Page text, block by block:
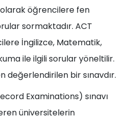
olarak öğrencilere fen
sormaktadır. ACT
İngilizce, Matematik,
ile ilgili sorular yöneltilir.
değerlendirilen bir sınavdır.
Examinations) sınavı
üniversitelerin